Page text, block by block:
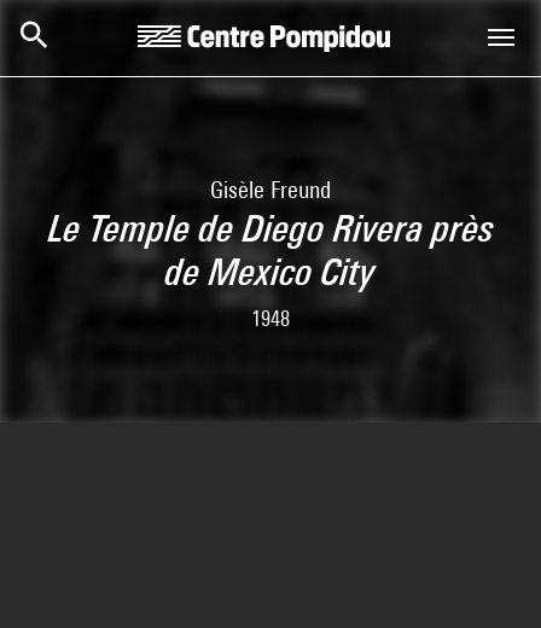
Gisèle Freund
Le Temple de Diego Rivera près
de Mexico City
1948